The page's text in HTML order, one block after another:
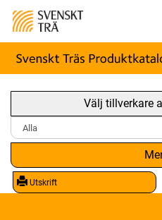
Välj tillverkare
Utskrift